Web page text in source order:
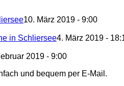
10. März 2019 - 9:00
in Schliersee4. März 2019 -
2019 - 9:00
und bequem per E-Mail.